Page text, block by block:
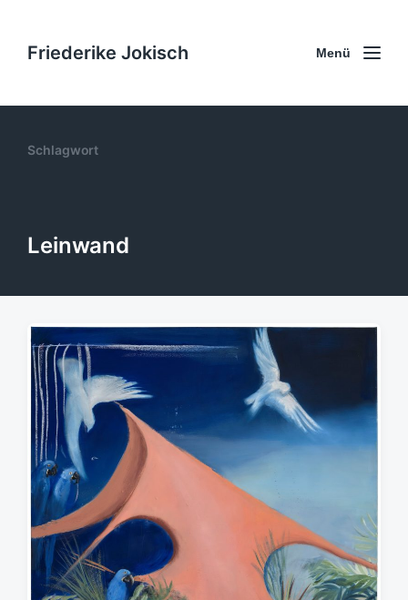
Friederike Jokisch Menü
Schlagwort
Leinwand